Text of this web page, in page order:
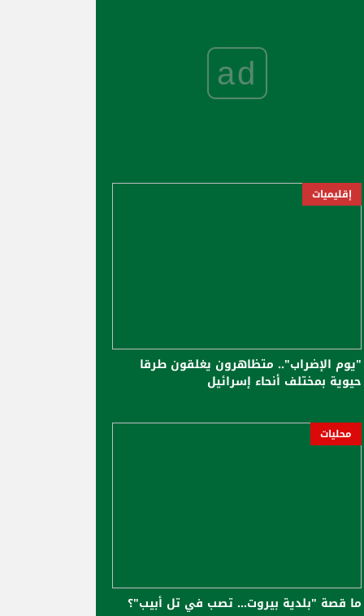
ad
إقليميات
"يوم الإضراب".. متظاهرون يغلقون طرقا
حيوية بمختلف أنحاء إسرائيل
محليات
ما قصة "بلدية بيروت... تصب في تل أبيب"؟